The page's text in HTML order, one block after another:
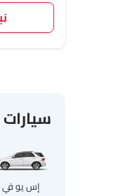
إس يو في